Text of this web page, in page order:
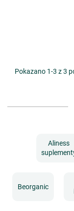
Pokazano 1-3 z 3
Aliness
Beorganic